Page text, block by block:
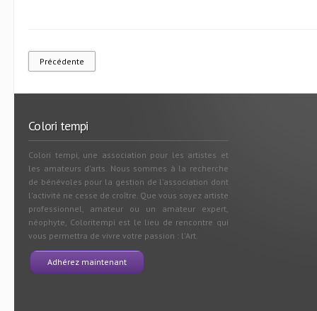
Précédente
Colori tempi
Colori tempi, une association pour les artistes et
les amateurs d'arts. Nous sommes à la recherche
de bénévoles pour la gestion de l'association dont
l'activité ne cesse de croître. Que vous soyez artiste
professionnel, amateur ou un amateur expert,
néophyte, Coloritempi est le lieu de rencontre qui
vous permettra de vivre votre passion : l'Art.
Adhérez maintenant